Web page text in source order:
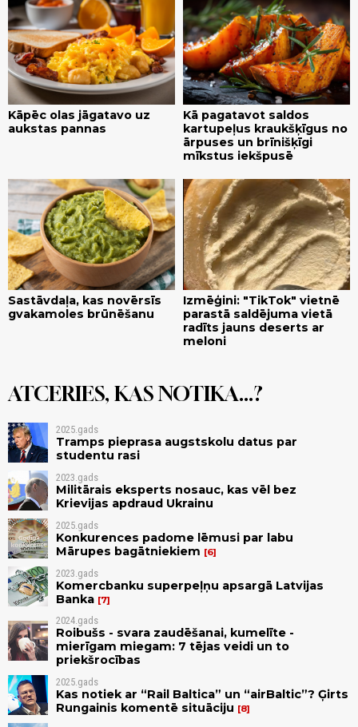
Kāpēc olas jāgatavo uz
aukstas pannas
Kā pagatavot saldos
kartupeļus kraukšķīgus no
ārpuses un brīnišķīgi
mīkstus iekšpusē
Sastāvdaļa, kas novērsīs
gvakamoles brūnēšanu
Izmēģini: "TikTok" vietnē
parastā saldējuma vietā
radīts jauns deserts ar
meloni
ATCERIES, KAS NOTIKA...?
2025.gads
Tramps pieprasa augstskolu datus par
studentu rasi
2023.gads
Militārais eksperts nosauc, kas vēl bez
Krievijas apdraud Ukrainu
2025.gads
Konkurences padome lēmusi par labu
Mārupes bagātniekiem
6
2023.gads
Komercbanku superpeļņu apsargā Latvijas
Banka 7
2024.gads
Roibušs - svara zaudēšanai, kumelīte -
mierīgam miegam: 7 tējas veidi un to
priekšrocības
2025.gads
Kas notiek ar “Rail Baltica” un “airBaltic”? Ģirts
Rungainis komentē situāciju
8